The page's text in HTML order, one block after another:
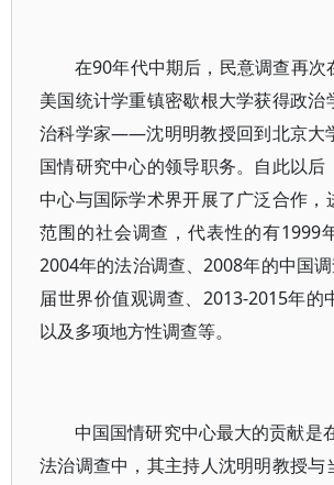
在90年代中期后，民意调查再次
美国统计学重镇密歇根大学获得政治
治科学家——沈明明教授回到北京大
国情研究中心的领导职务。自此以后
中心与国际学术界开展了广泛合作，
范围的社会调查，代表性的有1999
2004年的法治调查、2008年的中国
届世界价值观调查、2013-2015年的
以及多项地方性调查等。
中国国情研究中心最大的贡献是
法治调查中，其主持人沈明明教授与